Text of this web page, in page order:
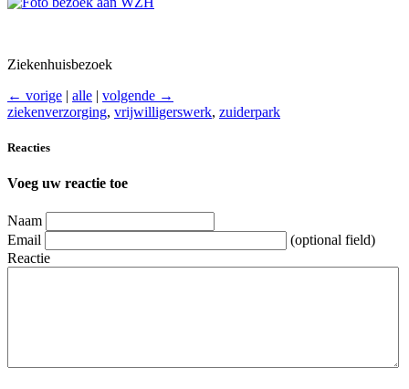
Ziekenhuisbezoek
← vorige | alle | volgende →
ziekenverzorging, vrijwilligerswerk, zuiderpark
Reacties
Voeg uw reactie toe
Naam
Email
(optional field)
Reactie